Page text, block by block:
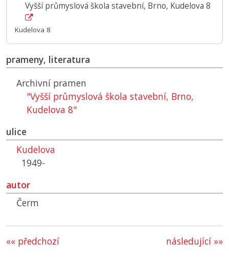
Vyšší průmyslová škola stavební, Brno, Kudelova 8
Kudelova 8
prameny, literatura
Archivní pramen
"Vyšší průmyslová škola stavební, Brno,
Kudelova 8"
ulice
Kudelova
1949-
autor
Čerm
následující »»
«« předchozí